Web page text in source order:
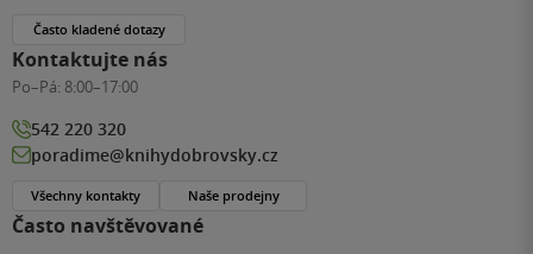
Často navštěvované
Často kladené dotazy
Kontaktujte nás
Po–Pá: 8:00–17:00
542 220 320
poradime@knihydobrovsky.cz
Všechny kontakty Naše prodejny